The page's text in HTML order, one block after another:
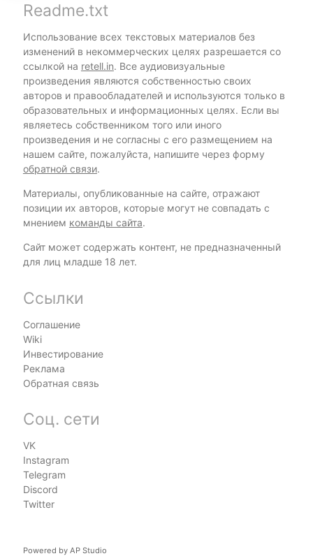
Readme.txt
Использование всех текстовых материалов без
изменений в некоммерческих целях разрешается со
ссылкой на retell.in. Все аудиовизуальные
произведения являются собственностью своих
авторов и правообладателей и используются только в
образовательных и информационных целях. Если вы
являетесь собственником того или иного
произведения и не согласны с его размещением на
нашем сайте, пожалуйста, напишите через форму
обратной связи.
Материалы, опубликованные на сайте, отражают
позиции их авторов, которые могут не совпадать с
мнением команды сайта.
Сайт может содержать контент, не предназначенный
для лиц младше 18 лет.
Ссылки
Соглашение
Wiki
Инвестирование
Реклама
Обратная связь
Соц. сети
VK
Instagram
Telegram
Discord
Twitter
Powered by AP Studio